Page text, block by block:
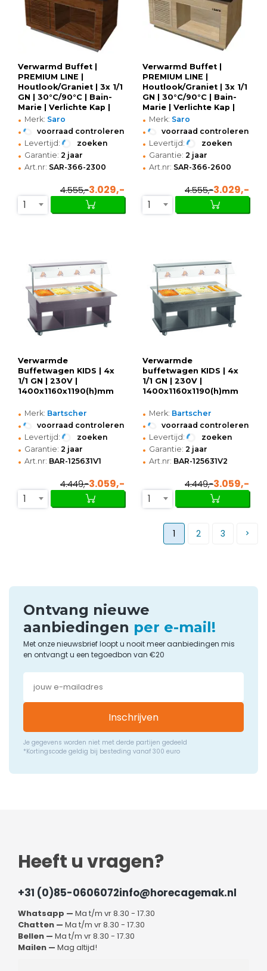
Verwarmd Buffet |
PREMIUM LINE |
Houtlook/Graniet | 3x 1/1
GN | 30°C/90°C | Bain-
Marie | Verlichte Kap |
Wielen (Geremd) |
1300x880x1350(h)mm
• Merk: Saro
• voorraad controleren
• Levertijd: zoeken
• Garantie: 2 jaar
• Art.nr: SAR-366-2300
4.555,-3.029,-
1
Verwarmd Buffet |
PREMIUM LINE |
Houtlook/Graniet | 3x 1/1
GN | 30°C/90°C | Bain-
Marie | Verlichte Kap |
Wielen (Geremd) |
1300x880x1350(h)mm
• Merk: Saro
• voorraad controleren
• Levertijd: zoeken
• Garantie: 2 jaar
• Art.nr: SAR-366-2600
4.555,-3.029,-
1
Verwarmde
Buffetwagen KIDS | 4x
1/1 GN | 230V |
1400x1160x1190(h)mm
• Merk: Bartscher
• voorraad controleren
• Levertijd: zoeken
• Garantie: 2 jaar
• Art.nr: BAR-125631V1
4.449,-3.059,-
1
Verwarmde
buffetwagen KIDS | 4x
1/1 GN | 230V |
1400x1160x1190(h)mm
• Merk: Bartscher
• voorraad controleren
• Levertijd: zoeken
• Garantie: 2 jaar
• Art.nr: BAR-125631V2
4.449,-3.059,-
1
1 2 3
Ontvang nieuwe
aanbiedingen per e-mail!
Met onze nieuwsbrief loopt u nooit meer aanbiedingen mis
en ontvangt u een tegoedbon van €20
Inschrijven
Je gegevens worden niet met derde partijen gedeeld
*Kortingscode geldig bij besteding vanaf 300 euro
Heeft u vragen?
+31 (0)85-0606072info@horecagemak.nl
Whatsapp — Ma t/m vr 8.30 - 17.30
Chatten — Ma t/m vr 8.30 - 17.30
Bellen — Ma t/m vr 8.30 - 17.30
Mailen — Mag altijd!